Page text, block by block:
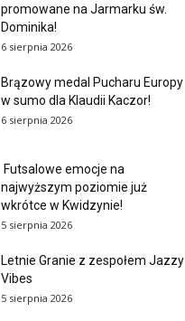
promowane na Jarmarku św.
Dominika!
6 sierpnia 2026
Brązowy medal Pucharu Europy
w sumo dla Klaudii Kaczor!
6 sierpnia 2026
Futsalowe emocje na
najwyższym poziomie już
wkrótce w Kwidzynie!
5 sierpnia 2026
Letnie Granie z zespołem Jazzy
Vibes
5 sierpnia 2026